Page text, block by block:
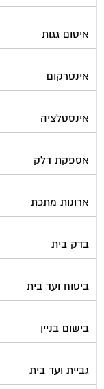
איטום גגות
אינטרקום
אינסטלציה
אספקת דלק
ארונות מתכת
בדק בית
ביטוח ועד בית
בישום בניין
גביית ועד בית